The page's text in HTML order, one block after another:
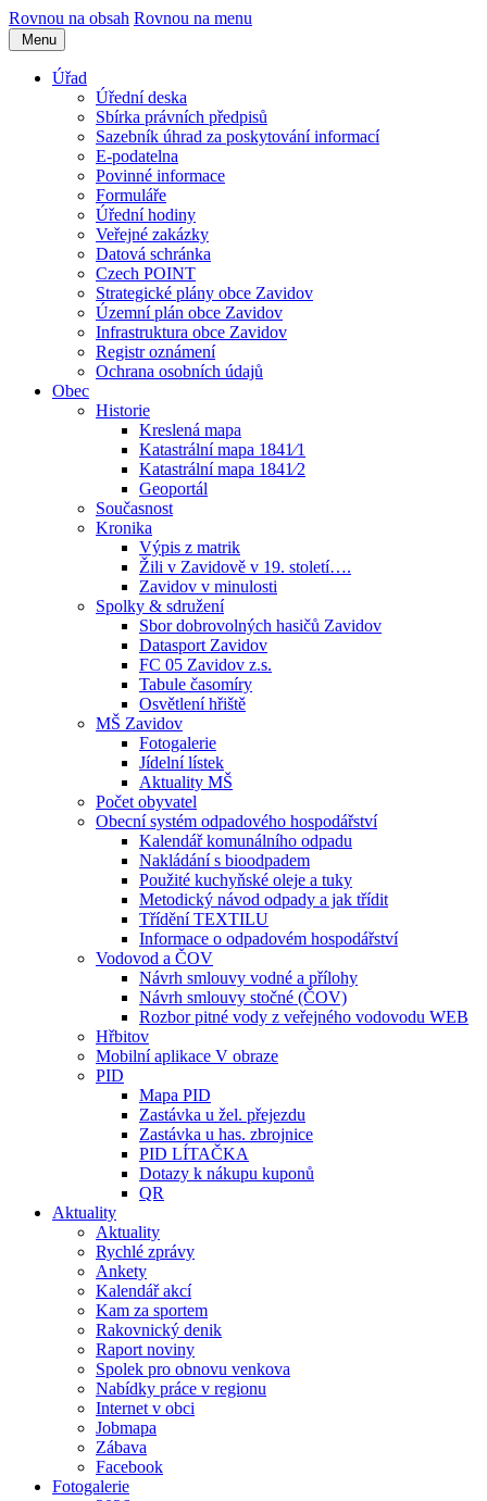
Rovnou na obsah Rovnou na menu
Menu
Úřad
Úřední deska
Sbírka právních předpisů
Sazebník úhrad za poskytování informací
E-podatelna
Povinné informace
Formuláře
Úřední hodiny
Veřejné zakázky
Datová schránka
Czech POINT
Strategické plány obce Zavidov
Územní plán obce Zavidov
Infrastruktura obce Zavidov
Registr oznámení
Ochrana osobních údajů
Obec
Historie
Kreslená mapa
Katastrální mapa 1841⁄1
Katastrální mapa 1841⁄2
Geoportál
Současnost
Kronika
Výpis z matrik
Žili v Zavidově v 19. století….
Zavidov v minulosti
Spolky & sdružení
Sbor dobrovolných hasičů Zavidov
Datasport Zavidov
FC 05 Zavidov z.s.
Tabule časomíry
Osvětlení hřiště
MŠ Zavidov
Fotogalerie
Jídelní lístek
Aktuality MŠ
Počet obyvatel
Obecní systém odpadového hospodářství
Kalendář komunálního odpadu
Nakládání s bioodpadem
Použité kuchyňské oleje a tuky
Metodický návod odpady a jak třídit
Třídění TEXTILU
Informace o odpadovém hospodářství
Vodovod a ČOV
Návrh smlouvy vodné a přílohy
Návrh smlouvy stočné (ČOV)
Rozbor pitné vody z veřejného vodovodu WEB
Hřbitov
Mobilní aplikace V obraze
PID
Mapa PID
Zastávka u žel. přejezdu
Zastávka u has. zbrojnice
PID LÍTAČKA
Dotazy k nákupu kuponů
QR
Aktuality
Aktuality
Rychlé zprávy
Ankety
Kalendář akcí
Kam za sportem
Rakovnický denik
Raport noviny
Spolek pro obnovu venkova
Nabídky práce v regionu
Internet v obci
Jobmapa
Zábava
Facebook
Fotogalerie